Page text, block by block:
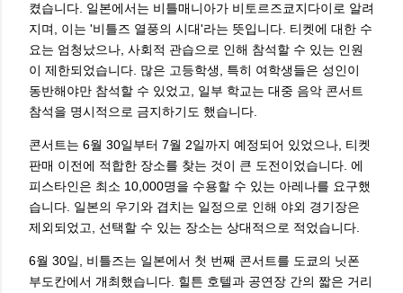
켰습니다. 일본에서는 비틀매니아가 비토르즈쿄지다이로 알려
지며, 이는 '비틀즈 열풍의 시대'라는 뜻입니다. 티켓에 대한 수
요는 엄청났으나, 사회적 관습으로 인해 참석할 수 있는 인원
이 제한되었습니다. 많은 고등학생, 특히 여학생들은 성인이
동반해야만 참석할 수 있었고, 일부 학교는 대중 음악 콘서트
참석을 명시적으로 금지하기도 했습니다.
콘서트는 6월 30일부터 7월 2일까지 예정되어 있었으나, 티켓
판매 이전에 적합한 장소를 찾는 것이 큰 도전이었습니다. 에
피스타인은 최소 10,000명을 수용할 수 있는 아레나를 요구했
습니다. 일본의 우기와 겹치는 일정으로 인해 야외 경기장은
제외되었고, 선택할 수 있는 장소는 상대적으로 적었습니다.
6월 30일, 비틀즈는 일본에서 첫 번째 콘서트를 도쿄의 닛폰
부도칸에서 개최했습니다. 힐튼 호텔과 공연장 간의 짧은 거리